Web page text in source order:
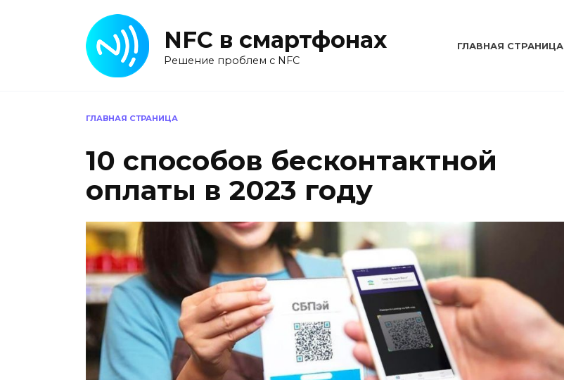
NFC в смартфонах
Решение проблем с NFC
ГЛАВНАЯ СТРАНИЦА
ГЛАВНАЯ СТРАНИЦА
10 способов бесконтактной
оплаты в 2023 году